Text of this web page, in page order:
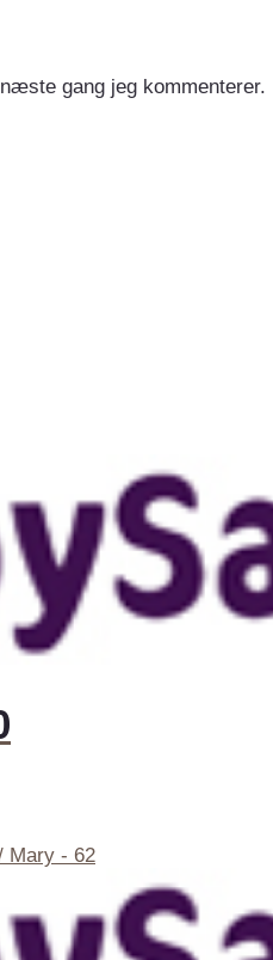
gang jeg kommenterer.